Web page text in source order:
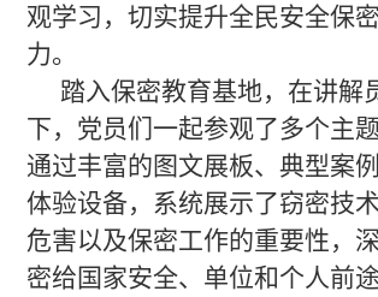
观学习，切实提升全民安全保
力。
踏入保密教育基地，在讲解
下，党员们一起参观了多个主
通过丰富的图文展板、典型案
体验设备，系统展示了窃密技
危害以及保密工作的重要性，
密给国家安全、单位和个人前